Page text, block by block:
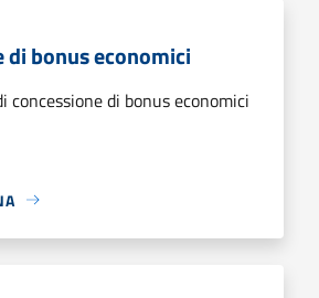
di bonus economici
concessione di bonus economici